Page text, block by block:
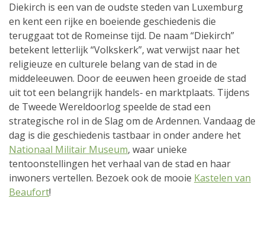
Diekirch is een van de oudste steden van Luxemburg
en kent een rijke en boeiende geschiedenis die
teruggaat tot de Romeinse tijd. De naam “Diekirch”
betekent letterlijk “Volkskerk”, wat verwijst naar het
religieuze en culturele belang van de stad in de
middeleeuwen. Door de eeuwen heen groeide de stad
uit tot een belangrijk handels- en marktplaats. Tijdens
de Tweede Wereldoorlog speelde de stad een
strategische rol in de Slag om de Ardennen. Vandaag de
dag is die geschiedenis tastbaar in onder andere het
Nationaal Militair Museum, waar unieke
tentoonstellingen het verhaal van de stad en haar
inwoners vertellen. Bezoek ook de mooie Kastelen van
Beaufort!